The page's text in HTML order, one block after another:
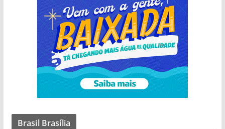
Brasil Brasília